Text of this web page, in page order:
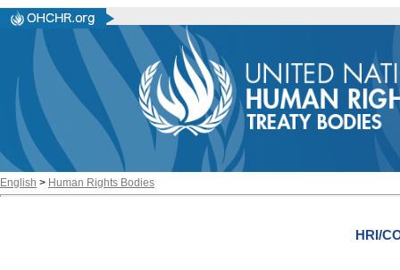
English > Human Rights Bodies
HRI/